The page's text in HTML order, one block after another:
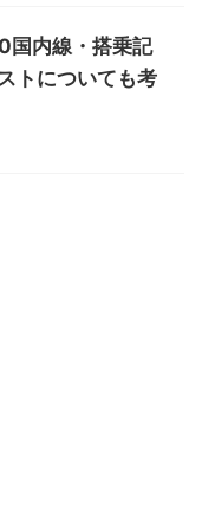
内線・搭乗記
トについても考